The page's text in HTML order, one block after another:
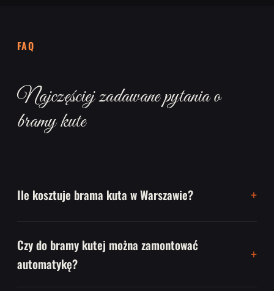
FAQ
Najczęściej zadawane pytania o
bramy kute
Ile kosztuje brama kuta w Warszawie?
Czy do bramy kutej można zamontować
automatykę?